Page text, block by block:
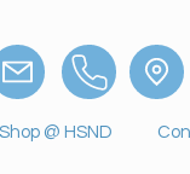
Shop @ HSND